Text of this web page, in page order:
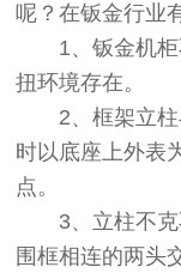
呢？在钣金行业
1、钣金机柜
扭环境存在。
2、框架立柱
时以底座上外表
点。
3、立柱不克
围框相连的两头